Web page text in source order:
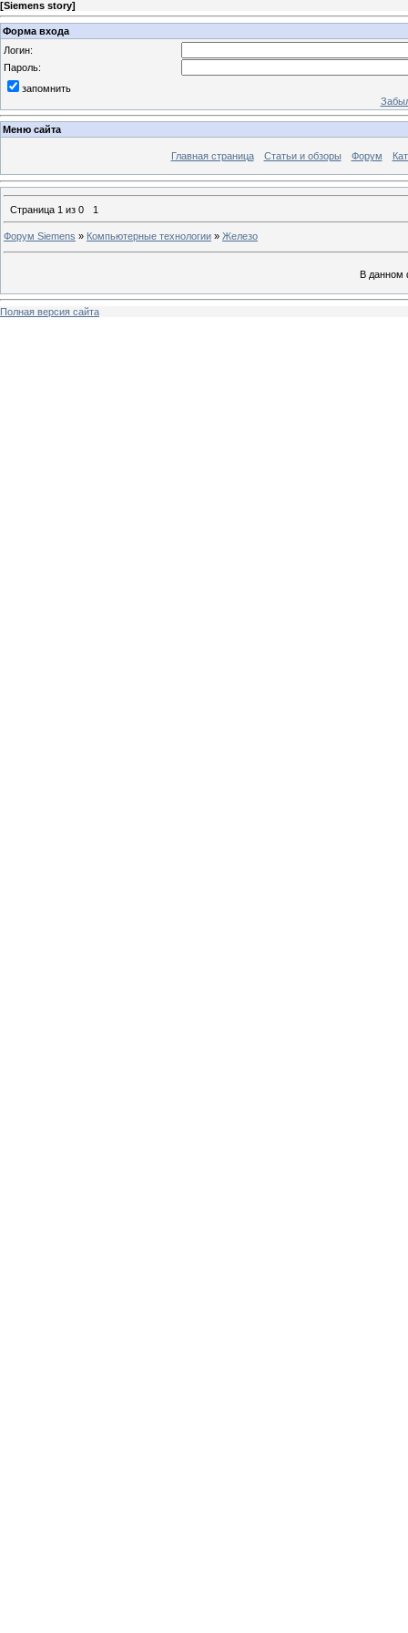
[Siemens story]
Форма входа
Логин:
Пароль:
запомнить
Меню сайта
Главная страница Статьи и обзоры Форум
Страница 1 из 0 1
Форум Siemens » Компьютерные технологии » Железо
В данном
Полная версия сайта